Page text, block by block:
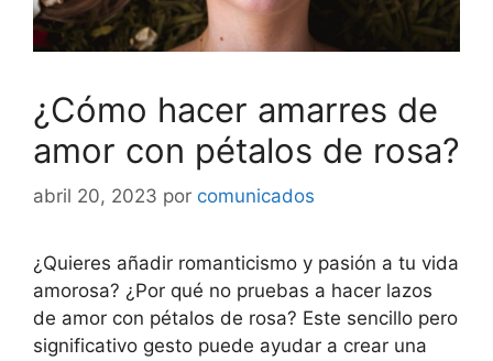
¿Cómo hacer amarres de
amor con pétalos de rosa?
abril 20, 2023 por comunicados
¿Quieres añadir romanticismo y pasión a tu vida
amorosa? ¿Por qué no pruebas a hacer lazos
de amor con pétalos de rosa? Este sencillo pero
significativo gesto puede ayudar a crear una